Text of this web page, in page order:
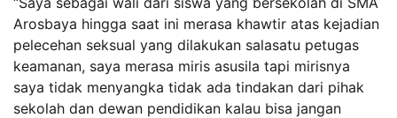
Arosbaya hingga saat ini merasa khawtir atas kejadian
pelecehan seksual yang dilakukan salasatu petugas
keamanan, saya merasa miris asusila tapi mirisnya
saya tidak menyangka tidak ada tindakan dari pihak
sekolah dan dewan pendidikan kalau bisa jangan